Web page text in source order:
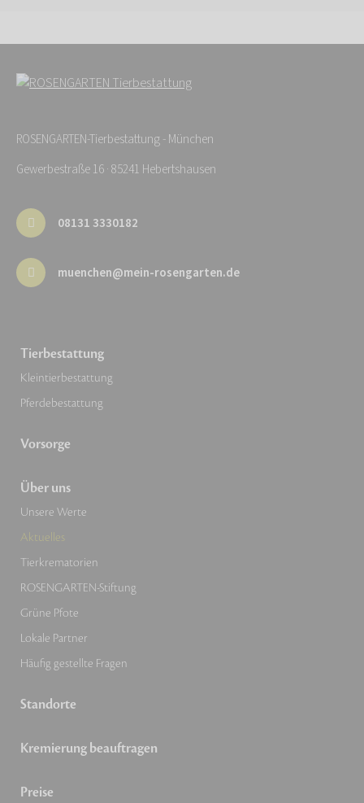
ROSENGARTEN-Tierbestattung - München
Gewerbestraße 16 · 85241 Hebertshausen
08131 3330182
muenchen@mein-rosengarten.de
Tierbestattung
Kleintierbestattung
Pferdebestattung
Vorsorge
Über uns
Unsere Werte
Aktuelles
Tierkrematorien
ROSENGARTEN-Stiftung
Grüne Pfote
Lokale Partner
Häufig gestellte Fragen
Standorte
Kremierung beauftragen
Preise